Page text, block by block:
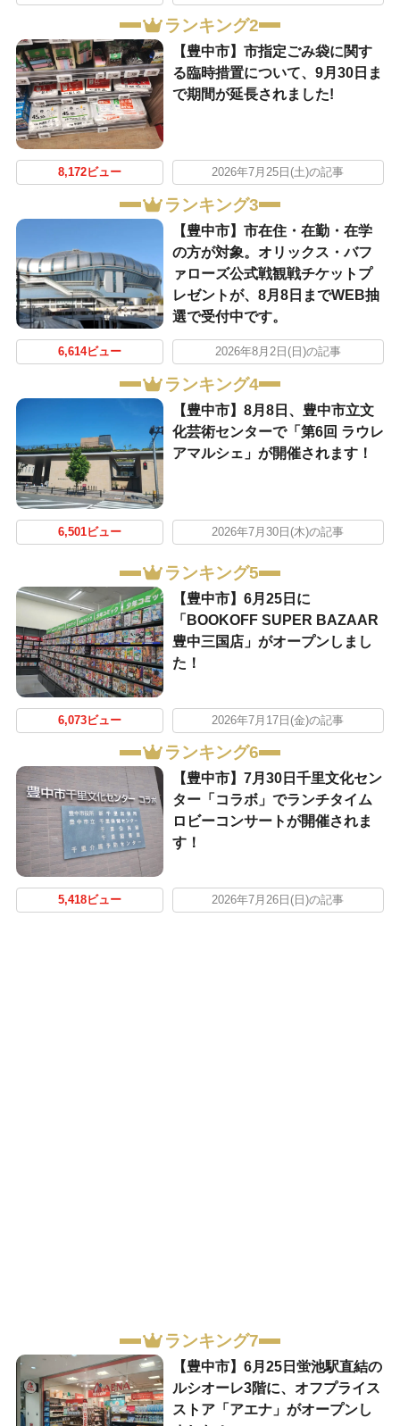
ランキング2
【豊中市】市指定ごみ袋に関す
る臨時措置について、9月30日ま
で期間が延長されました!
8,172ビュー 2026年7月25日(土)の記事
ランキング3
【豊中市】市在住・在勤・在学
の方が対象。オリックス・バフ
ァローズ公式戦観戦チケットプ
レゼントが、8月8日までWEB抽
選で受付中です。
6,614ビュー 2026年8月2日(日)の記事
ランキング4
【豊中市】8月8日、豊中市立文
化芸術センターで「第6回 ラウレ
アマルシェ」が開催されます！
6,501ビュー 2026年7月30日(木)の記事
ランキング5
【豊中市】6月25日に
「BOOKOFF SUPER BAZAAR
豊中三国店」がオープンしまし
た！
6,073ビュー 2026年7月17日(金)の記事
ランキング6
【豊中市】7月30日千里文化セン
ター「コラボ」でランチタイム
ロビーコンサートが開催されま
す！
5,418ビュー 2026年7月26日(日)の記事
ランキング7
【豊中市】6月25日蛍池駅直結の
ルシオーレ3階に、オフプライス
ストア「アエナ」がオープンし